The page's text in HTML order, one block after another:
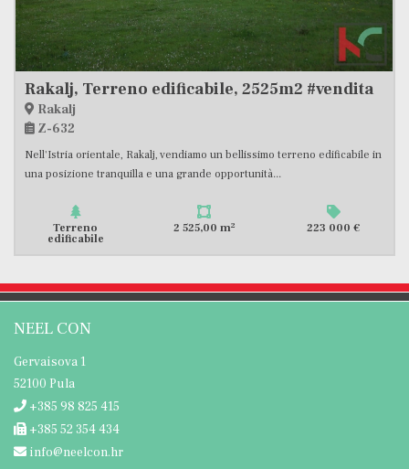
Rakalj, Terreno edificabile, 2525m2 #vendita
Rakalj
Z-632
Nell'Istria orientale, Rakalj, vendiamo un bellissimo terreno edificabile in
una posizione tranquilla e una grande opportunità...
Terreno
edificabile
2 525,00 m2 223 000 €
NEEL CON
Gervaisova 1
52100 Pula
+385 98 825 415
+385 52 354 434
info@neelcon.hr